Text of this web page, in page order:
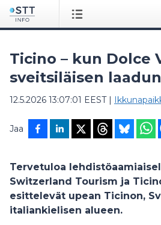
Ticino – kun Dolce
sveitsiläisen laadun
12.5.2026 13:07:01 EEST|
Jaa
Tervetuloa
Switzerland Tourism ja
esittelevät upean Ticinon,
italiankielisen alueen.